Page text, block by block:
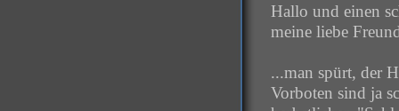
Hallo und einen
meine liebe
...man spürt, der
Vorboten sind ja